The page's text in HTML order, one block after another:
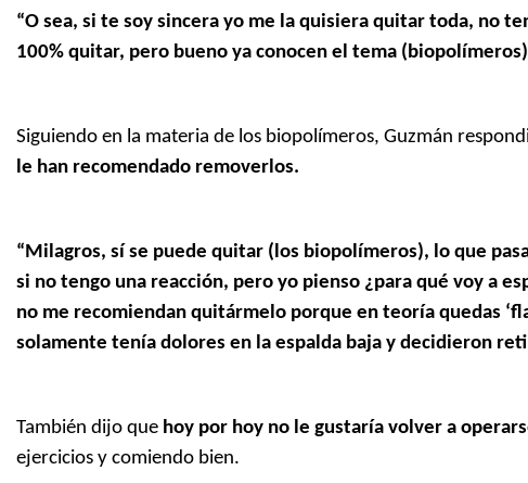
“O sea, si te soy sincera yo me la quisiera quitar toda, no
100% quitar, pero bueno ya conocen el tema
Siguiendo en la materia de los biopolímeros, Guzmán
le han recomendado removerlos.
“Milagros, sí se puede quitar (los biopolímeros), lo que
si no tengo una reacción, pero yo pienso ¿para qué voy a
no me recomiendan quitármelo porque en teoría quedas
solamente tenía dolores en la espalda baja y decidieron
También dijo que hoy por hoy no le gustaría volver a
ejercicios y comiendo bien.